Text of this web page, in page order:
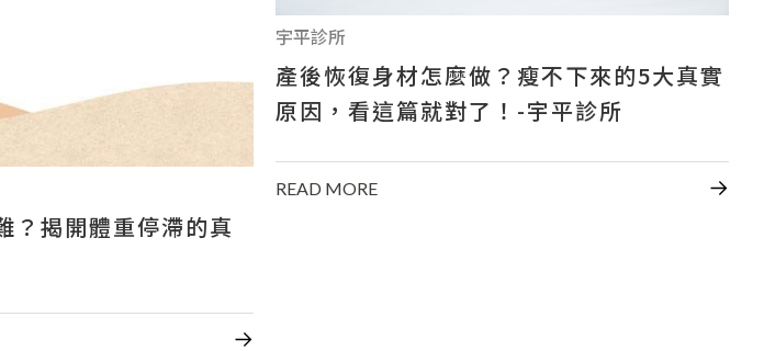
？揭開體重停滯的真
宇平診所
產後恢復身材怎麼做？瘦不下來的5大真實
原因，看這篇就對了！-宇平診所
READ MORE